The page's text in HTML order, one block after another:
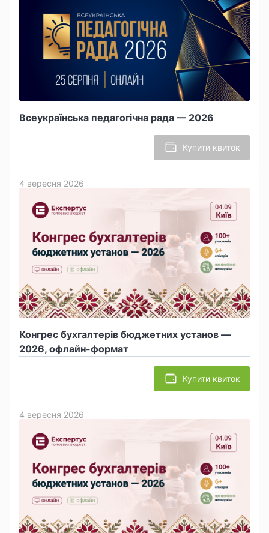
Всеукраїнська педагогічна рада — 2026
Купити квиток
Конгрес бухгалтерів бюджетних установ —
2026, офлайн-формат
4 вересня 2026
Купити квиток
4 вересня 2026